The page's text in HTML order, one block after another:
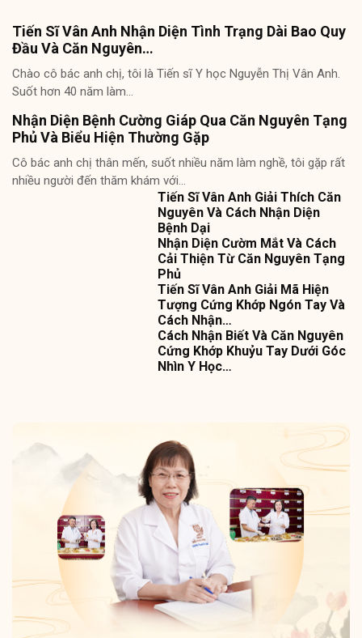
Tiến Sĩ Vân Anh Nhận Diện Tình Trạng Dài Bao Quy
Đầu Và Căn Nguyên…
Chào cô bác anh chị, tôi là Tiến sĩ Y học Nguyễn Thị Vân Anh.
Suốt hơn 40 năm làm…
Nhận Diện Bệnh Cường Giáp Qua Căn Nguyên Tạng
Phủ Và Biểu Hiện Thường Gặp
Cô bác anh chị thân mến, suốt nhiều năm làm nghề, tôi gặp rất
nhiều người đến thăm khám với…
Tiến Sĩ Vân Anh Giải Thích Căn
Nguyên Và Cách Nhận Diện
Bệnh Dại
Nhận Diện Cườm Mắt Và Cách
Cải Thiện Từ Căn Nguyên Tạng
Phủ
Tiến Sĩ Vân Anh Giải Mã Hiện
Tượng Cứng Khớp Ngón Tay Và
Cách Nhận…
Cách Nhận Biết Và Căn Nguyên
Cứng Khớp Khuỷu Tay Dưới Góc
Nhìn Y Học…